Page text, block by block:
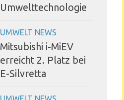
Umwelttechnologie
UMWELT NEWS
Mitsubishi i-MiEV
erreicht 2. Platz bei
E-Silvretta